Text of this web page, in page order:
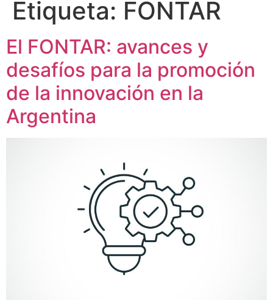
Etiqueta: FONTAR
El FONTAR: avances y
desafíos para la promoción
de la innovación en la
Argentina